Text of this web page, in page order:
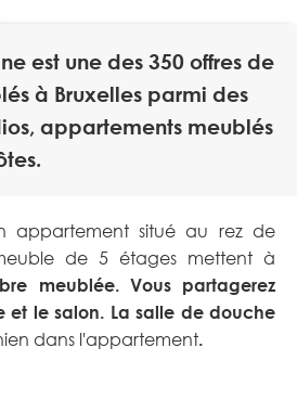
est une des 350 offres de
à Bruxelles parmi des
appartements meublés
appartement situé au rez de
de 5 étages mettent à
meublée. Vous partagerez
et le salon. La salle de douche
dans l'appartement.